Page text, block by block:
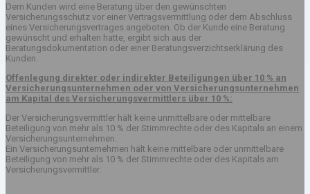
Dem Kunden wird eine Beratung über den gewünschten
Versicherungsschutz vor einer Vertragsvermittlung oder dem Abschluss
eines Versicherungsvertrages angeboten. Ob der Kunde eine Beratung
gewünscht und erhalten hatte, ergibt sich aus der
Beratungsdokumentation oder einer Beratungsverzichtserklärung des
Kunden.
Offenlegung direkter oder indirekter Beteiligungen über 10 % an
Versicherungsunternehmen oder von Versicherungsunternehmen
am Kapital des Versicherungsvermittlers über 10 %:
Der Versicherungsvermittler hält keine unmittelbare oder mittelbare
Beteiligung von mehr als 10 % der Stimmrechte oder des Kapitals an einem
Versicherungsunternehmen.
Ein Versicherungsunternehmen hält keine mittelbare oder unmittelbare
Beteiligung von mehr als 10 % der Stimmrechte oder des Kapitals am
Versicherungsvermittler.